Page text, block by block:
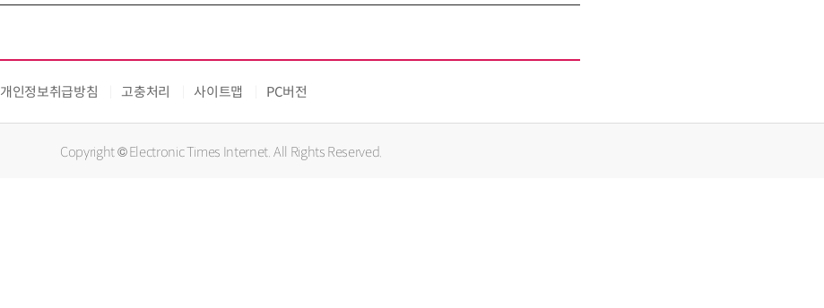
개인정보취급방침 고충처리 사이트맵 PC버전
Copyright © Electronic Times Internet. All Rights Reserved.